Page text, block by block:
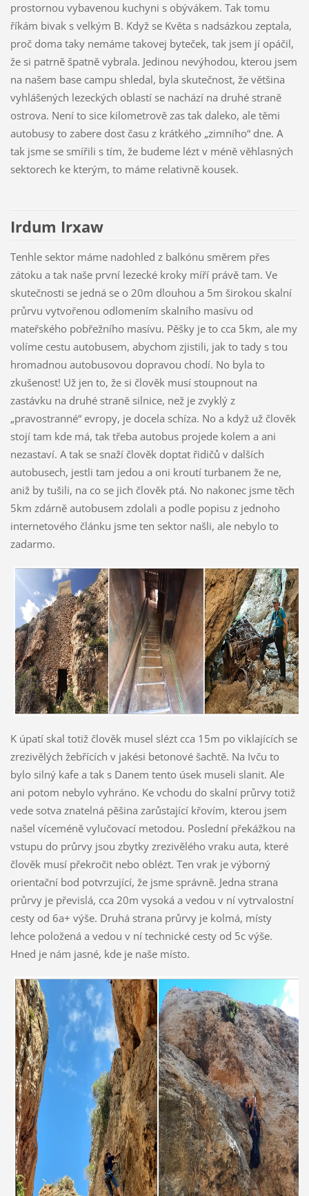
prostornou vybavenou kuchyni s obývákem. Tak tomu
říkám bivak s velkým B. Když se Květa s nadsázkou zeptala,
proč doma taky nemáme takovej byteček, tak jsem jí opáčil,
že si patrně špatně vybrala. Jedinou nevýhodou, kterou jsem
na našem base campu shledal, byla skutečnost, že většina
vyhlášených lezeckých oblastí se nachází na druhé straně
ostrova. Není to sice kilometrově zas tak daleko, ale těmi
autobusy to zabere dost času z krátkého „zimního“ dne. A
tak jsme se smířili s tím, že budeme lézt v méně věhlasných
sektorech ke kterým, to máme relativně kousek.
Irdum Irxaw
Tenhle sektor máme nadohled z balkónu směrem přes
zátoku a tak naše první lezecké kroky míří právě tam. Ve
skutečnosti se jedná se o 20m dlouhou a 5m širokou skalní
průrvu vytvořenou odlomením skalního masívu od
mateřského pobřežního masívu. Pěšky je to cca 5km, ale my
volíme cestu autobusem, abychom zjistili, jak to tady s tou
hromadnou autobusovou dopravou chodí. No byla to
zkušenost! Už jen to, že si člověk musí stoupnout na
zastávku na druhé straně silnice, než je zvyklý z
„pravostranné“ evropy, je docela schíza. No a když už člověk
stojí tam kde má, tak třeba autobus projede kolem a ani
nezastaví. A tak se snaží člověk doptat řidičů v dalších
autobusech, jestli tam jedou a oni kroutí turbanem že ne,
aniž by tušili, na co se jich člověk ptá. No nakonec jsme těch
5km zdárně autobusem zdolali a podle popisu z jednoho
internetového článku jsme ten sektor našli, ale nebylo to
zadarmo.
K úpatí skal totiž člověk musel slézt cca 15m po viklajících se
zrezivělých žebřících v jakési betonové šachtě. Na Ivču to
bylo silný kafe a tak s Danem tento úsek museli slanit. Ale
ani potom nebylo vyhráno. Ke vchodu do skalní průrvy totiž
vede sotva znatelná pěšina zarůstající křovím, kterou jsem
našel víceméně vylučovací metodou. Poslední překážkou na
vstupu do průrvy jsou zbytky zrezivělého vraku auta, které
člověk musí překročit nebo oblézt. Ten vrak je výborný
orientační bod potvrzující, že jsme správně. Jedna strana
průrvy je převislá, cca 20m vysoká a vedou v ní vytrvalostní
cesty od 6a+ výše. Druhá strana průrvy je kolmá, místy
lehce položená a vedou v ní technické cesty od 5c výše.
Hned je nám jasné, kde je naše místo.